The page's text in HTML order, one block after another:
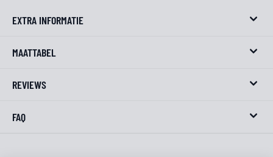
EXTRA INFORMATIE
MAATTABEL
REVIEWS
FAQ